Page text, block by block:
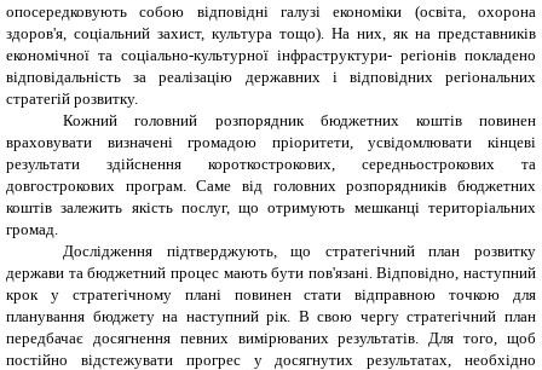
опосередковують собою відповідні галузі економіки (освіта, охорона
здоров'я, соціальний захист, культура тощо). На них, як на представників
економічної та соціально-культурної інфраструктури- регіонів покладено
відповідальність за реалізацію державних і відповідних регіональних
стратегій розвитку.
Кожний головний розпорядник бюджетних коштів повинен
враховувати визначені громадою пріоритети, усвідомлювати кінцеві
результати здійснення короткострокових, середньострокових та
довгострокових програм. Саме від головних розпорядників бюджетних
коштів залежить якість послуг, що отримують мешканці територіальних
громад.
Дослідження підтверджують, що стратегічний план розвитку
держави та бюджетний процес мають бути пов'язані. Відповідно, наступний
крок у стратегічному плані повинен стати відправною точкою для
планування бюджету на наступний рік. В свою чергу стратегічний план
передбачає досягнення певних вимірюваних результатів. Для того, щоб
постійно відстежувати прогрес у досягнутих результатах, необхідно